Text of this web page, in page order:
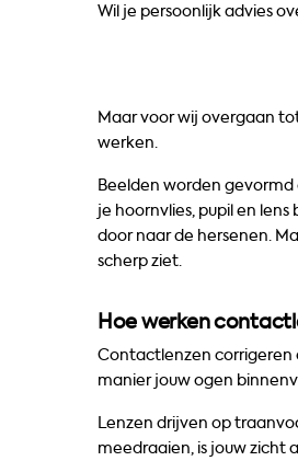
Wil je persoonlijk advies
Maar voor wij overgaan
werken.
Beelden worden
je hoornvlies, pupil en
door naar de hersenen.
scherp ziet.
Hoe werken
Contactlenzen corrigeren
manier jouw ogen
Lenzen drijven op
meedraaien, is jouw zicht